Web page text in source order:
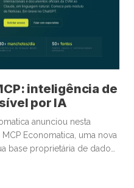
inteligência de
por IA
anunciou nesta
Economatica, uma nova
base proprietária de dados